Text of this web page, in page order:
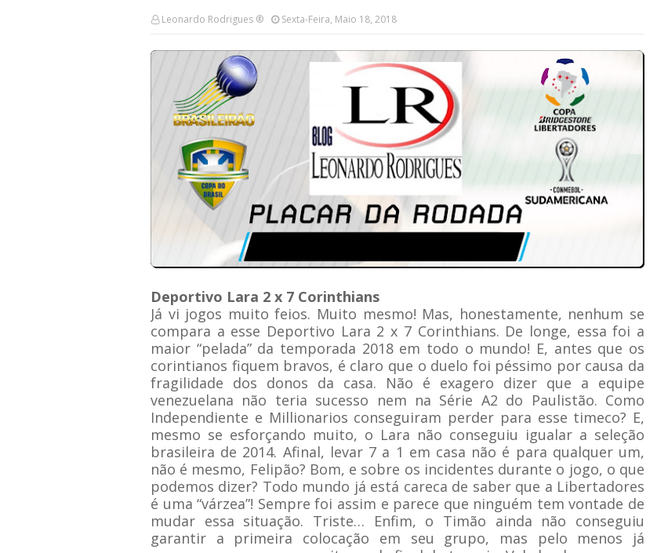
Leonardo Rodrigues ® Sexta-Feira, Maio 18, 2018
Deportivo Lara 2 x 7 Corinthians
Já vi jogos muito feios. Muito mesmo! Mas, honestamente, nenhum se
compara a esse Deportivo Lara 2 x 7 Corinthians. De longe, essa foi a
maior “pelada” da temporada 2018 em todo o mundo! E, antes que os
corintianos fiquem bravos, é claro que o duelo foi péssimo por causa da
fragilidade dos donos da casa. Não é exagero dizer que a equipe
venezuelana não teria sucesso nem na Série A2 do Paulistão. Como
Independiente e Millionarios conseguiram perder para esse timeco? E,
mesmo se esforçando muito, o Lara não conseguiu igualar a seleção
brasileira de 2014. Afinal, levar 7 a 1 em casa não é para qualquer um,
não é mesmo, Felipão? Bom, e sobre os incidentes durante o jogo, o que
podemos dizer? Todo mundo já está careca de saber que a Libertadores
é uma “várzea”! Sempre foi assim e parece que ninguém tem vontade de
mudar essa situação. Triste… Enfim, o Timão ainda não conseguiu
garantir a primeira colocação em seu grupo, mas pelo menos já